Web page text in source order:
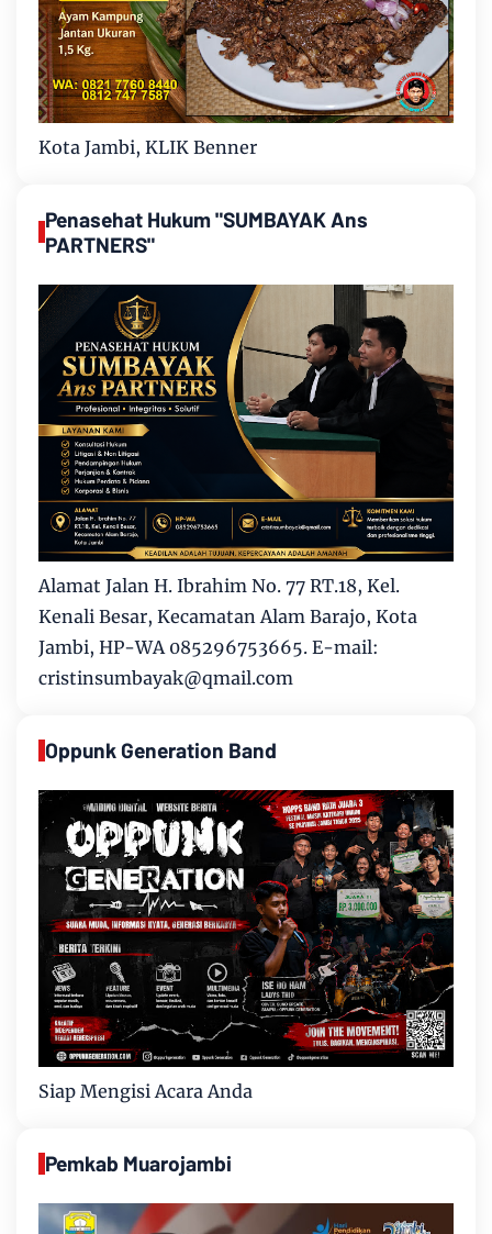
Kota Jambi, KLIK Benner
Penasehat Hukum "SUMBAYAK Ans
PARTNERS"
Alamat Jalan H. Ibrahim No. 77 RT.18, Kel.
Kenali Besar, Kecamatan Alam Barajo, Kota
Jambi, HP-WA 085296753665. E-mail:
cristinsumbayak@qmail.com
Oppunk Generation Band
Siap Mengisi Acara Anda
Pemkab Muarojambi